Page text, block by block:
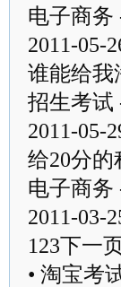
电子商务
2011-05-
谁能给我
招生考试
2011-05-
给20分
电子商务
2011-03-
123下一
• 淘宝考